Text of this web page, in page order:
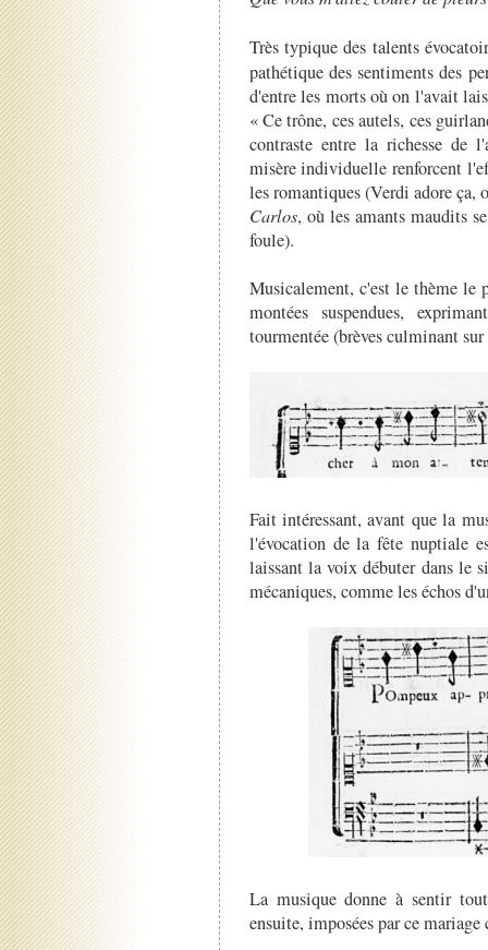
Très typique des talents
pathétique des sentiments des
d'entre les morts où on l'avait
« Ce trône, ces autels, ces
contraste entre la richesse de
misère individuelle renforcent
les romantiques (Verdi adore ça,
Carlos, où les amants maudits
foule).
Musicalement, c'est le thème le
montées suspendues,
tourmentée (brèves culminant sur
Fait intéressant, avant que la
l'évocation de la fête nuptiale
laissant la voix débuter dans le
mécaniques, comme les échos
La musique donne à sentir
ensuite, imposées par ce